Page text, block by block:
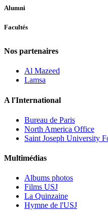
Alumni
Facultés
Nos partenaires
Al Mazeed
Lamsa
A l'International
Bureau de Paris
North America Office
Saint Joseph University
Multimédias
Albums photos
Films USJ
La Quinzaine
Hymne de l'USJ